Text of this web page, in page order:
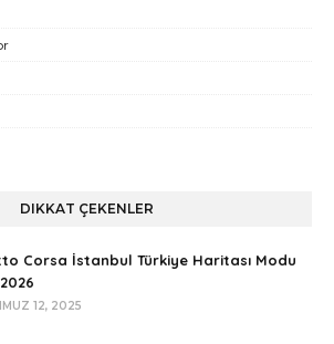
DIKKAT ÇEKENLER
Corsa İstanbul Türkiye Haritası Modu
12, 2025